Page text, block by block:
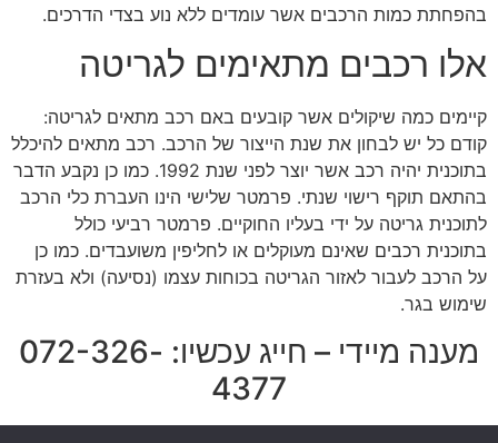
בהפחתת כמות הרכבים אשר עומדים ללא נוע בצדי הדרכים.
אלו רכבים מתאימים לגריטה
קיימים כמה שיקולים אשר קובעים באם רכב מתאים לגריטה:
קודם כל יש לבחון את שנת הייצור של הרכב. רכב מתאים להיכלל
בתוכנית יהיה רכב אשר יוצר לפני שנת 1992. כמו כן נקבע הדבר
בהתאם תוקף רישוי שנתי. פרמטר שלישי הינו העברת כלי הרכב
לתוכנית גריטה על ידי בעליו החוקיים. פרמטר רביעי כולל
בתוכנית רכבים שאינם מעוקלים או לחליפין משועבדים. כמו כן
על הרכב לעבור לאזור הגריטה בכוחות עצמו (נסיעה) ולא בעזרת
שימוש בגר.
מענה מיידי – חייג עכשיו: 072-326-
4377